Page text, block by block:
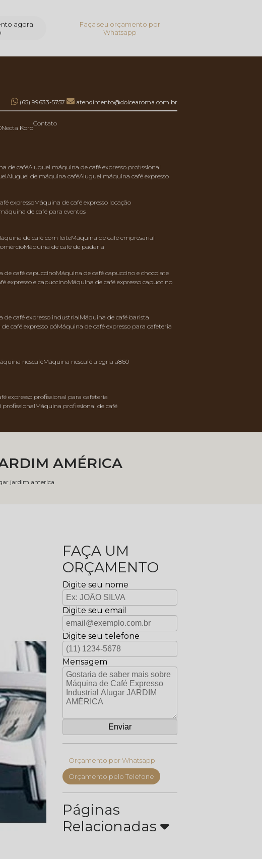
agora
Faça seu orçamento por
Whatsapp
(65) 99633-5757 atendimento@dolcearoma.com.br
Necta Koro
Contato
de café aluguel máquina de café expresso profissional
aluguel de máquina café aluguel máquina café expresso
expresso
máquina de café expresso locação
de café para eventos
máquina de café com leite
máquina de café empresarial
máquina de café de padaria
de café capuccino
máquina de café capuccino e chocolate
expresso e capuccino
máquina de café expresso capuccino
de café expresso industrial
máquina de café barista
de café expresso pó
máquina de café expresso para cafeteria
máquina nescafé
máquina nescafé alegria a860
expresso profissional para cafeteria
profissional
máquina profissional de café
jardim america
AMÉRICA
FAÇA UM
ORÇAMENTO
Digite seu nome
Digite seu email
Digite seu telefone
Mensagem
Orçamento por Whatsapp
Orçamento pelo Telefone
Páginas
Relacionadas